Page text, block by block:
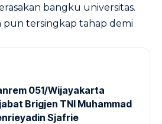
bangku universitas.
pun tersingkap tahap demi
051/Wijayakarta
Brigjen TNI Muhammad
Sjafrie